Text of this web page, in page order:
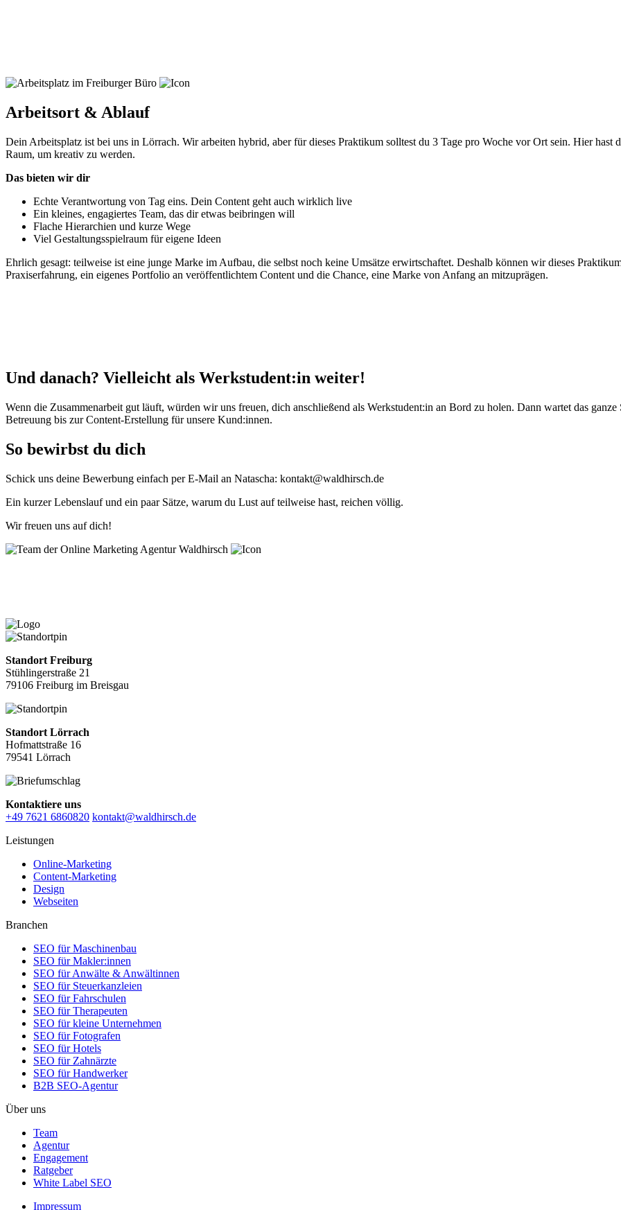
Arbeitsort & Ablauf
Dein Arbeitsplatz ist bei uns in Lörrach. Wir arbeiten hybrid, aber für dieses Praktikum solltest du 3 Tage pro Woche vor Ort sein. Hier
Raum, um kreativ zu werden.
Das bieten wir dir
Echte Verantwortung von Tag eins. Dein Content geht auch wirklich live
Ein kleines, engagiertes Team, das dir etwas beibringen will
Flache Hierarchien und kurze Wege
Viel Gestaltungsspielraum für eigene Ideen
Ehrlich gesagt: teilweise ist eine junge Marke im Aufbau, die selbst noch keine Umsätze erwirtschaftet. Deshalb können wir dieses
Praxiserfahrung, ein eigenes Portfolio an veröffentlichtem Content und die Chance, eine Marke von Anfang an mitzuprägen.
Und danach? Vielleicht als Werkstudent:in weiter!
Wenn die Zusammenarbeit gut läuft, würden wir uns freuen, dich anschließend als Werkstudent:in an Bord zu holen. Dann wartet das
Betreuung bis zur Content-Erstellung für unsere Kund:innen.
So bewirbst du dich
Schick uns deine Bewerbung einfach per E-Mail an Natascha: kontakt@waldhirsch.de
Ein kurzer Lebenslauf und ein paar Sätze, warum du Lust auf teilweise hast, reichen völlig.
Wir freuen uns auf dich!
Standort Freiburg
Stühlingerstraße 21
79106 Freiburg im Breisgau
Standort Lörrach
Hofmattstraße 16
79541 Lörrach
Kontaktiere uns
+49 7621 6860820 kontakt@waldhirsch.de
Leistungen
Online-Marketing
Content-Marketing
Design
Webseiten
Branchen
SEO für Maschinenbau
SEO für Makler:innen
SEO für Anwälte & Anwältinnen
SEO für Steuerkanzleien
SEO für Fahrschulen
SEO für Therapeuten
SEO für kleine Unternehmen
SEO für Fotografen
SEO für Hotels
SEO für Zahnärzte
SEO für Handwerker
B2B SEO-Agentur
Über uns
Team
Agentur
Engagement
Ratgeber
White Label SEO
Impressum